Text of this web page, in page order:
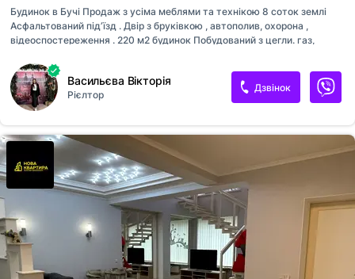
Будинок в Бучі Продаж з усіма меблями та технікою 8 соток землі
Асфальтований підʼїзд . Двір з бруківкою , автополив, охорона ,
відеоспостереження . 220 м2 будинок Побудований з цегли. газ,
каналізація. Опалення: електро - та газовий котел, Бойлер , тепла
підлога . Цокольний поверх : Гараж на дві машини , сауна ,зона
відпочинку , санвузол , котельня . 1 поверх : Кухня - вітальня ( з
виходом на терасу ) , кімната , санвузол , гардеробна . 2 поверх : Три
кімнати , санвузол , гардероб , тераса . Мінімальне оформлення .
Продаж без комісії .
Васильєва Вікторія
Рієлтор
Дзвінок